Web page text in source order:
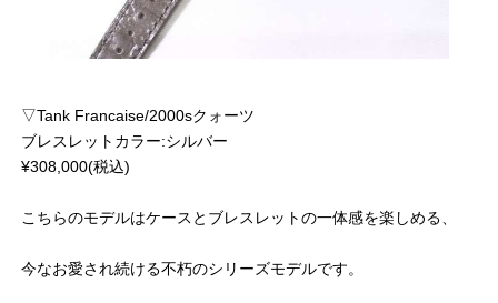
▽Tank Francaise/2000sクォーツ
ブレスレットカラー:シルバー
¥308,000(税込)
こちらのモデルはケースとブレスレットの一体感を楽しめる、
今なお愛され続ける不朽のシリーズモデルです。